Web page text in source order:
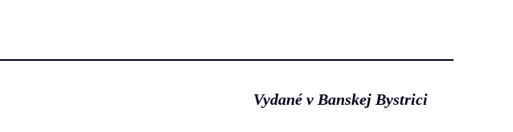
Vydané v Banskej Bystrici